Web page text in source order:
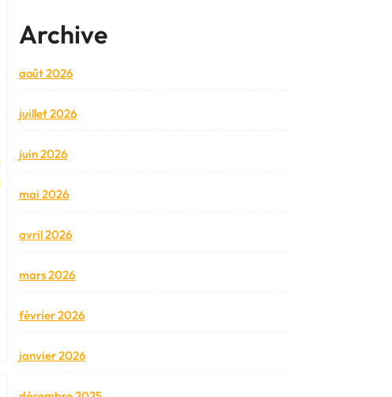
Archive
août 2026
juillet 2026
juin 2026
mai 2026
avril 2026
mars 2026
février 2026
janvier 2026